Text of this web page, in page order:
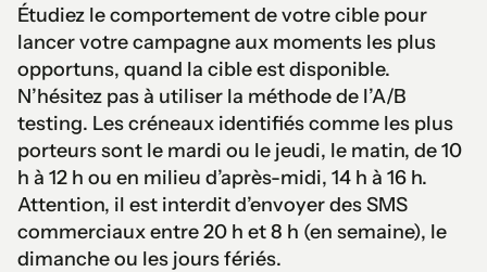
Étudiez le comportement de votre cible pour
lancer votre campagne aux moments les plus
opportuns, quand la cible est disponible.
N’hésitez pas à utiliser la méthode de l’A/B
testing. Les créneaux identifiés comme les plus
porteurs sont le mardi ou le jeudi, le matin, de 10
h à 12 h ou en milieu d’après-midi, 14 h à 16 h.
Attention, il est interdit d’envoyer des SMS
commerciaux entre 20 h et 8 h (en semaine), le
dimanche ou les jours fériés.